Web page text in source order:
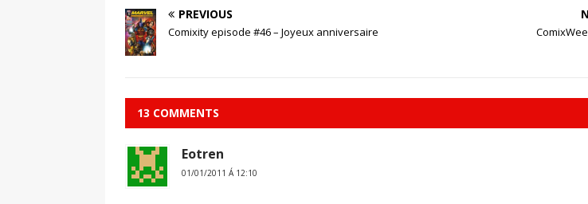
PREVIOUS
Comixity episode #46 – Joyeux anniversaire
13 COMMENTS
Eotren
01/01/2011 Á 12:10